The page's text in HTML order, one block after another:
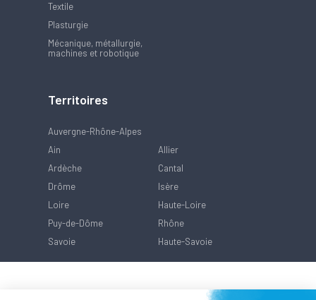
Textile
Plasturgie
Mécanique, métallurgie,
machines et robotique
Territoires
Auvergne-Rhône-Alpes
Ain
Allier
Ardèche
Cantal
Drôme
Isère
Loire
Haute-Loire
Puy-de-Dôme
Rhône
Savoie
Haute-Savoie